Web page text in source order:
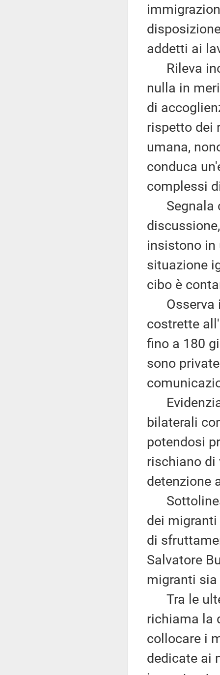
addetti ai
Rileva
nulla in
di
rispetto dei
umana,
conduca
complessi
Segnala
insistono in
situazione
cibo è
Osserva
costrette
fino a 180
sono
Evidenzia
bilaterali
potendosi
rischiano di
detenzione
dei
di
Salvatore
migranti
Tra le
richiama la
collocare i
dedicate ai